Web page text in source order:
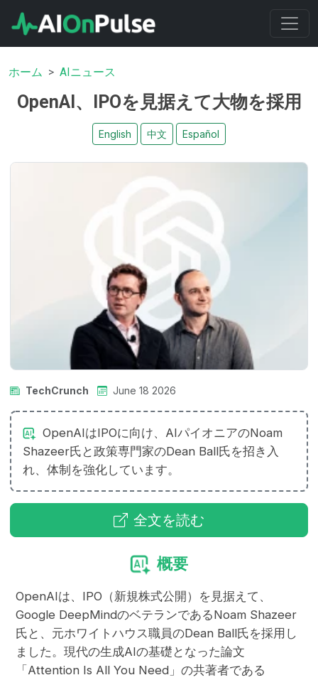
ホーム AIニュース
OpenAI、IPOを見据えて大物を採用
English 中文 Español
TechCrunch June 18 2026
OpenAIはIPOに向け、AIパイオニアのNoam
Shazeer氏と政策専門家のDean Ball氏を招き入
れ、体制を強化しています。
全文を読む
概要
OpenAIは、IPO（新規株式公開）を見据えて、
Google DeepMindのベテランであるNoam Shazeer
氏と、元ホワイトハウス職員のDean Ball氏を採用し
ました。現代の生成AIの基礎となった論文
「Attention Is All You Need」の共著者である